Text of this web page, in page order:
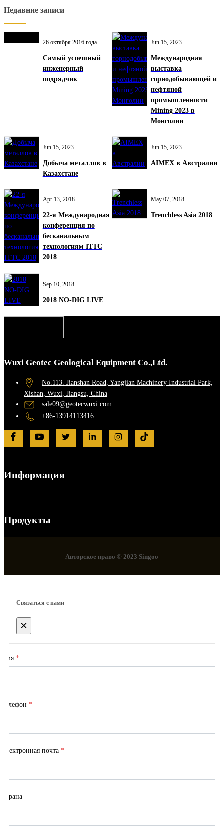
Недавние записи
26 октября 2016 года
Самый успешный
инженерный
подрядчик
Jun 15, 2023
Международная
выставка
горнодобывающей и
нефтяной
промышленности
Mining 2023 в
Монголии
Jun 15, 2023
Добыча металлов в
Казахстане
Jun 15, 2023
AIMEX в Австралии
Apr 13, 2018
22-я Международная
конференция по
бесканальным
технологиям ITTC
2018
May 07, 2018
Trenchless Asia 2018
Sep 10, 2018
2018 NO-DIG LIVE
Wuxi Geotec Geological Equipment Co.,Ltd.
No.113. Jianshan Road, Yangjian Machinery Industrial Park,
Xishan, Wuxi, Jiangsu, China
sale09@geotecwuxi.com
+86-13914113416
Информация
Продукты
Авторское право © 2023 Singoo
Связаться с нами
×
Имя *
Телефон *
Электронная почта *
Страна